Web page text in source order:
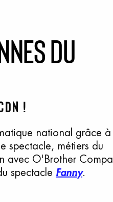
du
!
national grâce à
spectacle, métiers du
avec O'Brother
spectacle Fanny.